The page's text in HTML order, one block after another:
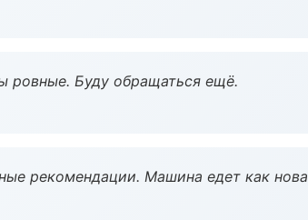
ровные. Буду обращаться ещё.
рекомендации. Машина едет как